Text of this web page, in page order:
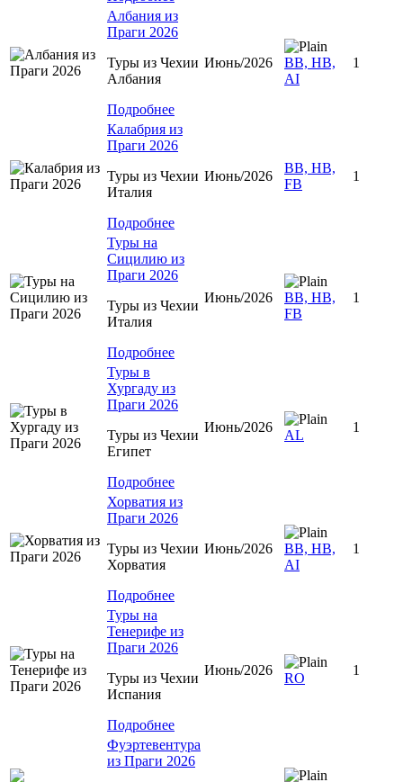
Албания из
Праги 2026
Туры из Чехии
Албания
Подробнее
Июнь/2026
BB, HB,
AI
1
Калабрия из
Праги 2026
Туры из Чехии
Италия
Подробнее
Июнь/2026
BB, HB,
FB
1
Туры на
Сицилию из
Праги 2026
Туры из Чехии
Италия
Подробнее
Июнь/2026
BB, HB,
FB
1
Туры в
Хургаду из
Праги 2026
Туры из Чехии
Египет
Подробнее
Июнь/2026
AL
1
Хорватия из
Праги 2026
Туры из Чехии
Хорватия
Подробнее
Июнь/2026
BB, HB,
AI
1
Туры на
Тенерифе из
Праги 2026
Туры из Чехии
Испания
Подробнее
Июнь/2026
RO
1
Фуэртевентура
из Праги 2026